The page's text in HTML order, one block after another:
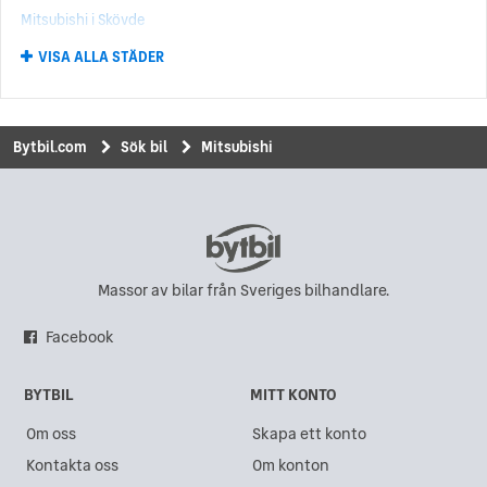
Mitsubishi Space Runner
Mitsubishi i (1)
Mitsubishi i Skövde
Mitsubishi i Kungälv
Mitsubishi i Norrköping
Mitsubishi i Kungsbacka
Mitsubishi i Uddevalla
Mitsubishi i Karlskrona
Mitsubishi i Göteborg
Mitsubishi i Akalla
Mitsubishi i Västra Frölunda
VISA ALLA STÄDER
Bytbil.com Sök bil Mitsubishi
Massor av bilar från Sveriges bilhandlare.
Facebook
BYTBIL
Om oss
Kontakta oss
MITT KONTO
Skapa ett konto
Om konton